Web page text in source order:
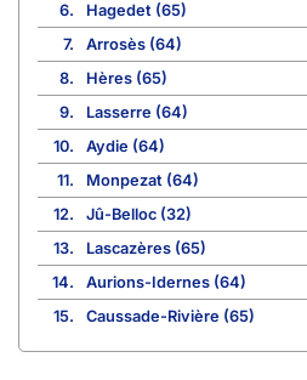
6.
Hagedet (65)
7.
Arrosès (64)
8.
Hères (65)
9.
Lasserre (64)
10.
Aydie (64)
11.
Monpezat (64)
12.
Jû-Belloc (32)
13.
Lascazères (65)
14.
Aurions-Idernes (64)
15.
Caussade-Rivière (65)